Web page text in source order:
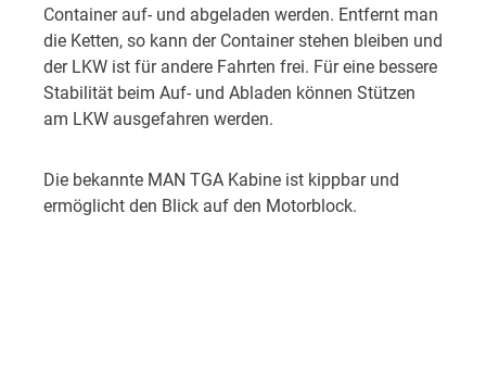
Container auf- und abgeladen werden. Entfernt man
die Ketten, so kann der Container stehen bleiben und
der LKW ist für andere Fahrten frei. Für eine bessere
Stabilität beim Auf- und Abladen können Stützen
am LKW ausgefahren werden.
Die bekannte MAN TGA Kabine ist kippbar und
ermöglicht den Blick auf den Motorblock.